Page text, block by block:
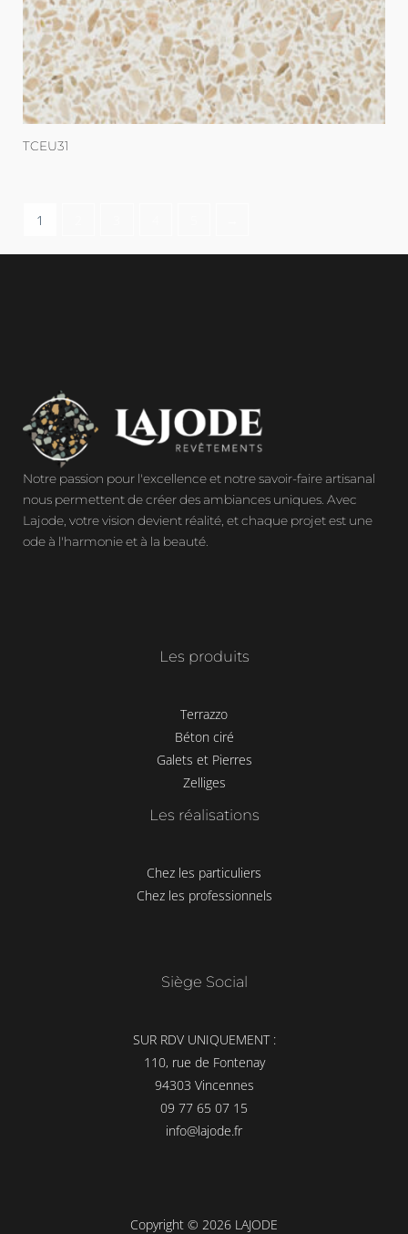
TCEU31
1
Notre passion pour l'excellence et notre savoir-faire artisanal
nous permettent de créer des ambiances uniques. Avec
Lajode, votre vision devient réalité, et chaque projet est une
ode à l'harmonie et à la beauté.
Les produits
Terrazzo
Béton ciré
Galets et Pierres
Zelliges
Les réalisations
Chez les particuliers
Chez les professionnels
Siège Social
SUR RDV UNIQUEMENT :
110, rue de Fontenay
94303 Vincennes
09 77 65 07 15
info@lajode.fr
Copyright © 2026 LAJODE